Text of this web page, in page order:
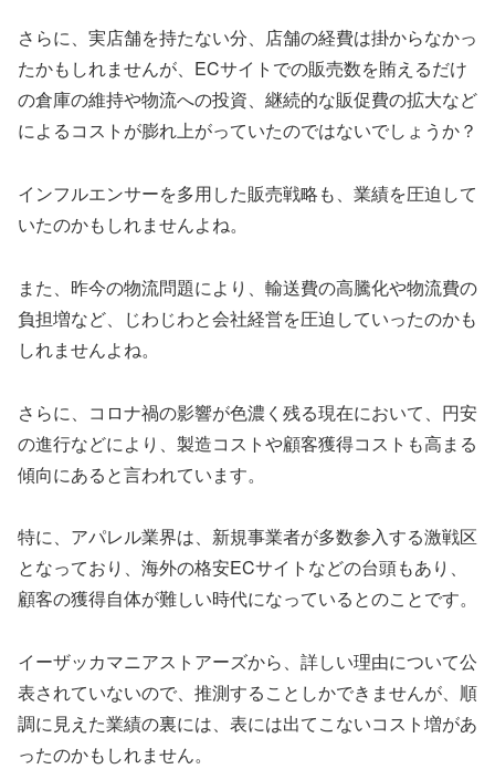
さらに、実店舗を持たない分、店舗の経費は掛からなかっ
たかもしれませんが、ECサイトでの販売数を賄えるだけ
の倉庫の維持や物流への投資、継続的な販促費の拡大など
によるコストが膨れ上がっていたのではないでしょうか？
インフルエンサーを多用した販売戦略も、業績を圧迫して
いたのかもしれませんよね。
また、昨今の物流問題により、輸送費の高騰化や物流費の
負担増など、じわじわと会社経営を圧迫していったのかも
しれませんよね。
さらに、コロナ禍の影響が色濃く残る現在において、円安
の進行などにより、製造コストや顧客獲得コストも高まる
傾向にあると言われています。
特に、アパレル業界は、新規事業者が多数参入する激戦区
となっており、海外の格安ECサイトなどの台頭もあり、
顧客の獲得自体が難しい時代になっているとのことです。
イーザッカマニアストアーズから、詳しい理由について公
表されていないので、推測することしかできませんが、順
調に見えた業績の裏には、表には出てこないコスト増があ
ったのかもしれません。